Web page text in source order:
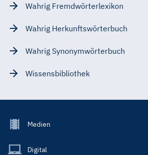
Wahrig Fremdwörterlexikon
Wahrig Herkunftswörterbuch
Wahrig Synonymwörterbuch
Wissensbibliothek
Footer
Main
Medien
Digital